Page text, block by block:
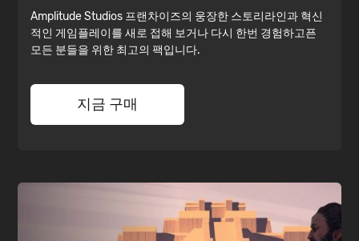
Amplitude Studios 프랜차이즈의 웅장한 스토리라인과 혁신
적인 게임플레이를 새로 접해 보거나 다시 한번 경험하고픈
모든 분들을 위한 최고의 팩입니다.
지금 구매